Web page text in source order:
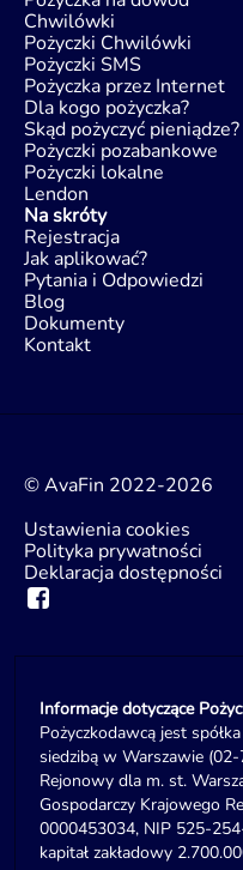
Chwilówki
Pożyczki Chwilówki
Pożyczki SMS
Pożyczka przez Internet
Dla kogo pożyczka?
Skąd pożyczyć pieniądze?
Pożyczki pozabankowe
Pożyczki lokalne
Lendon
Na skróty
Rejestracja
Jak aplikować?
Pytania i Odpowiedzi
Blog
Dokumenty
Kontakt
© AvaFin 2022-2026
Ustawienia cookies
Polityka prywatności
Deklaracja dostępności
Informacje dotyczące
Pożyczkodawcą jest
siedzibą w Warszawie
Rejonowy dla m. st.
Gospodarczy Krajowego
0000453034, NIP 525-
kapitał zakładowy